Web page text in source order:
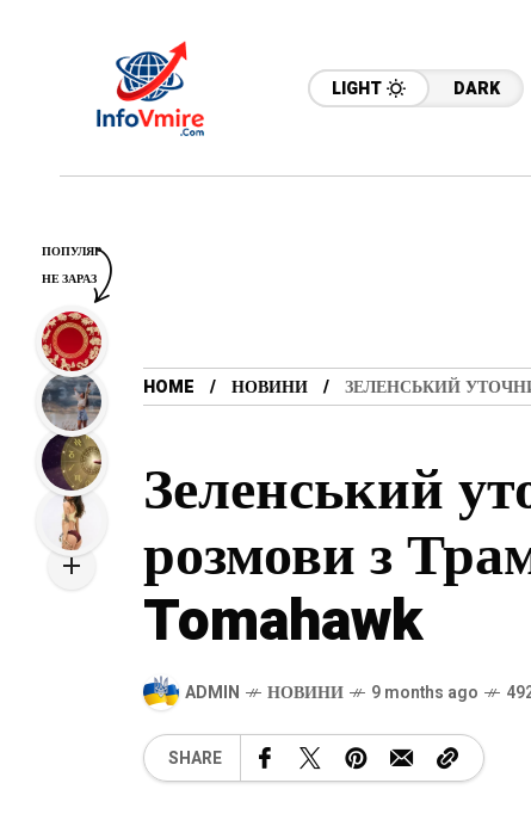
LIGHT DARK
HOME НОВИНИ ЗЕЛЕНСЬКИЙ
Зеленський
розмови з
Tomahawk
ADMIN НОВИНИ 9 months ago
SHARE
ПОПУЛЯР
НЕ ЗАРАЗ